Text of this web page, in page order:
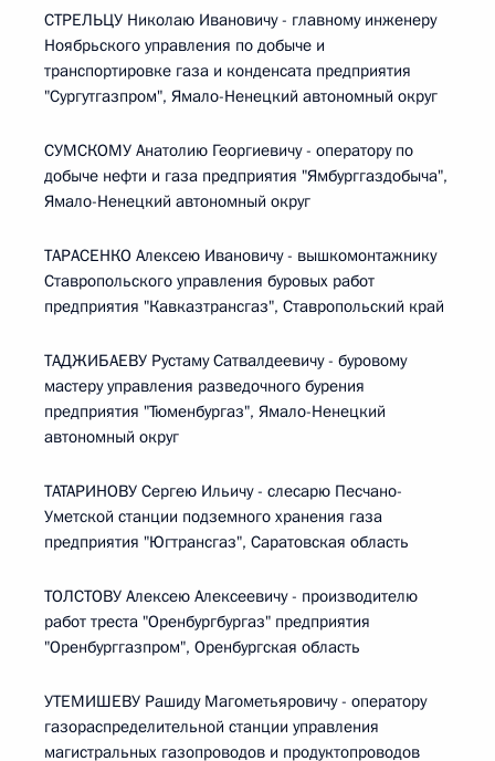
СТРЕЛЬЦУ Николаю Ивановичу - главному инженеру
Ноябрьского управления по добыче и
транспортировке газа и конденсата предприятия
"Сургутгазпром", Ямало-Ненецкий автономный округ
СУМСКОМУ Анатолию Георгиевичу - оператору по
добыче нефти и газа предприятия "Ямбурггаздобыча",
Ямало-Ненецкий автономный округ
ТАРАСЕНКО Алексею Ивановичу - вышкомонтажнику
Ставропольского управления буровых работ
предприятия "Кавказтрансгаз", Ставропольский край
ТАДЖИБАЕВУ Рустаму Сатвалдеевичу - буровому
мастеру управления разведочного бурения
предприятия "Тюменбургаз", Ямало-Ненецкий
автономный округ
ТАТАРИНОВУ Сергею Ильичу - слесарю Песчано-
Уметской станции подземного хранения газа
предприятия "Югтрансгаз", Саратовская область
ТОЛСТОВУ Алексею Алексеевичу - производителю
работ треста "Оренбургбургаз" предприятия
"Оренбурггазпром", Оренбургская область
УТЕМИШЕВУ Рашиду Магометьяровичу - оператору
газораспределительной станции управления
магистральных газопроводов и продуктопроводов